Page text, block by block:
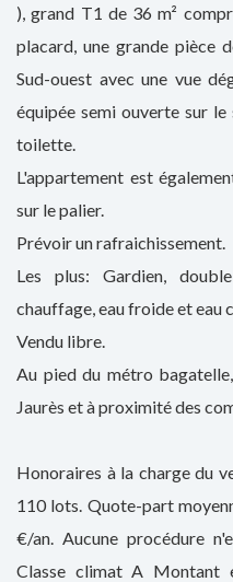
), grand T1 de 36 m²
placard, une grande pièce
Sud-ouest avec une vue
équipée semi ouverte sur
toilette.
L'appartement est
sur le palier.
Prévoir un rafraichissement.
Les plus: Gardien,
chauffage, eau froide et eau
Vendu libre.
Au pied du métro
Jaurès et à proximité des
Honoraires à la charge du
110 lots. Quote-part
€/an. Aucune procédure
Classe climat A Montant